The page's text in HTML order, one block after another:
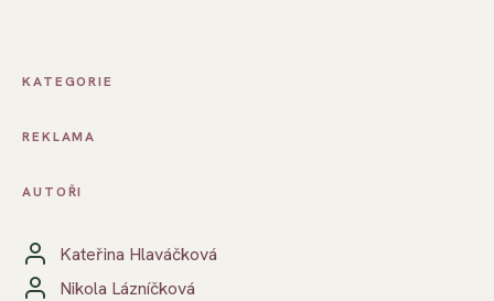
KATEGORIE
REKLAMA
AUTOŘI
Kateřina Hlaváčková
Nikola Lázníčková